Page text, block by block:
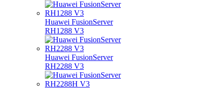
Huawei FusionServer
RH1288 V3
Huawei FusionServer
RH2288 V3